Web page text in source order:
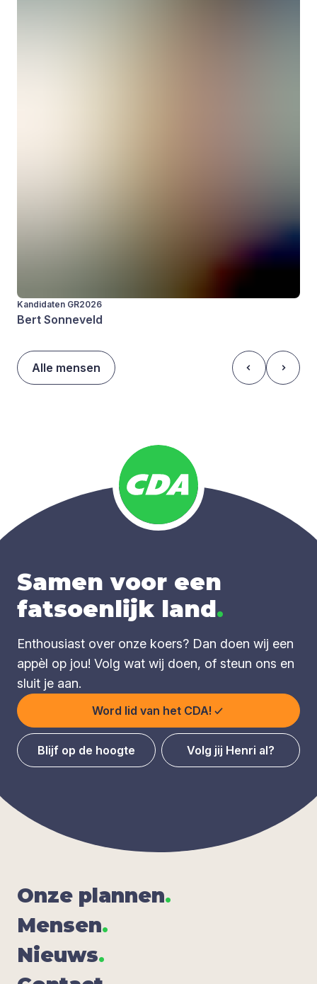
Kandidaten GR2026
Bert Sonneveld
Alle mensen
Samen voor een
fatsoenlijk land.
Enthousiast over onze koers? Dan doen wij een
appèl op jou! Volg wat wij doen, of steun ons en
sluit je aan.
Word lid van het CDA!
Blijf op de hoogte Volg jij Henri al?
Onze plan­nen.
Men­sen.
Nieuws.